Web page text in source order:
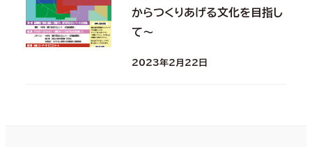
からつくりあげる文化を目指し
て～
2023年2月22日